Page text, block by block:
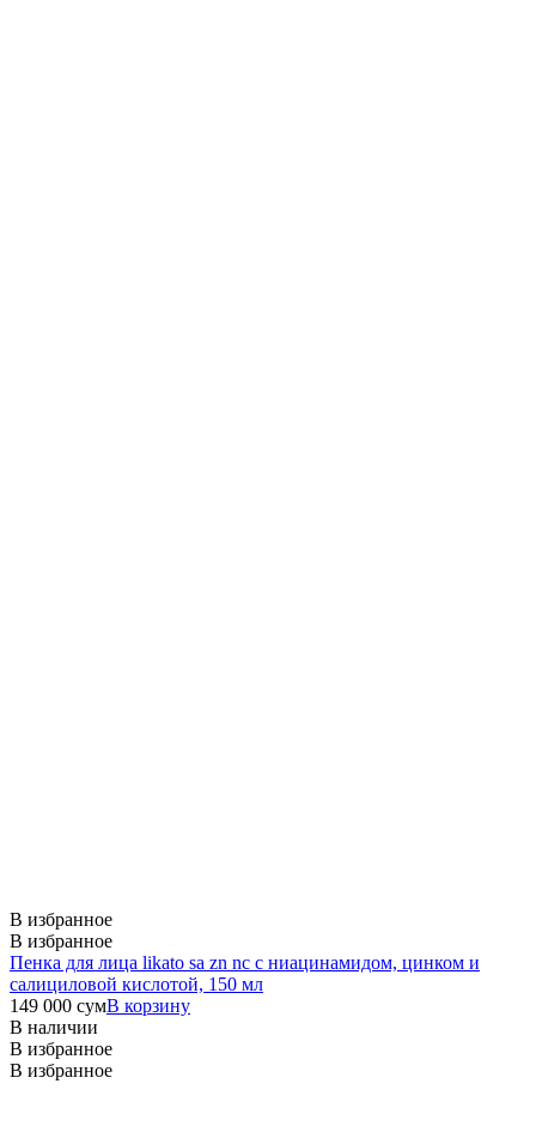
В избранное
В избранное
Пенка для лица likato sa zn nc с ниацинамидом, цинком и
салициловой кислотой, 150 мл
149 000 сумВ корзину
В наличии
В избранное
В избранное